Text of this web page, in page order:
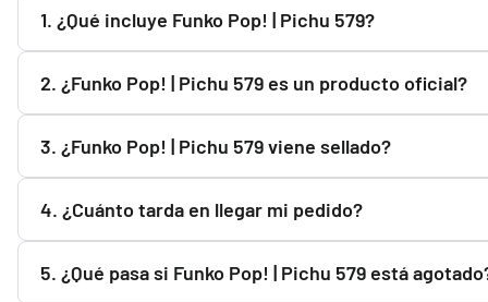
1. ¿Qué incluye Funko Pop! | Pichu 579?
2. ¿Funko Pop! | Pichu 579 es un producto oficial?
3. ¿Funko Pop! | Pichu 579 viene sellado?
fábrica.
4. ¿Cuánto tarda en llegar mi pedido?
5. ¿Qué pasa si Funko Pop! | Pichu 579 está